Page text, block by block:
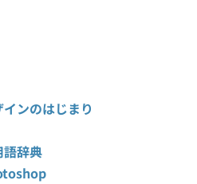
ンのはじまり
語辞典